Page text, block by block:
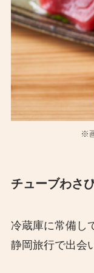
※
チューブわさ
冷蔵庫に常備し
静岡旅行で出会